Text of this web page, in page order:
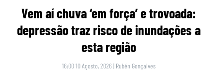
Vem aí chuva ‘em força’ e trovoada:
depressão traz risco de inundações a
esta região
16:00 10 Agosto, 2026 | Rubén Gonçalves